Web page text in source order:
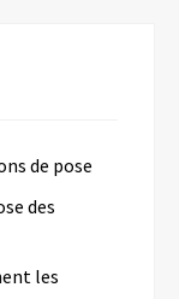
de pose
des
les